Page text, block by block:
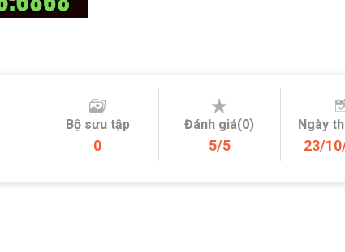
Bộ sưu tập
0
Đánh giá(0)
5/5
Ngày
23/